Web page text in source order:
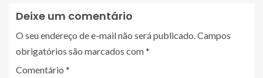
Deixe um comentário
O seu endereço de e-mail não será publicado.Campos
obrigatórios são marcados com*
Comentário *